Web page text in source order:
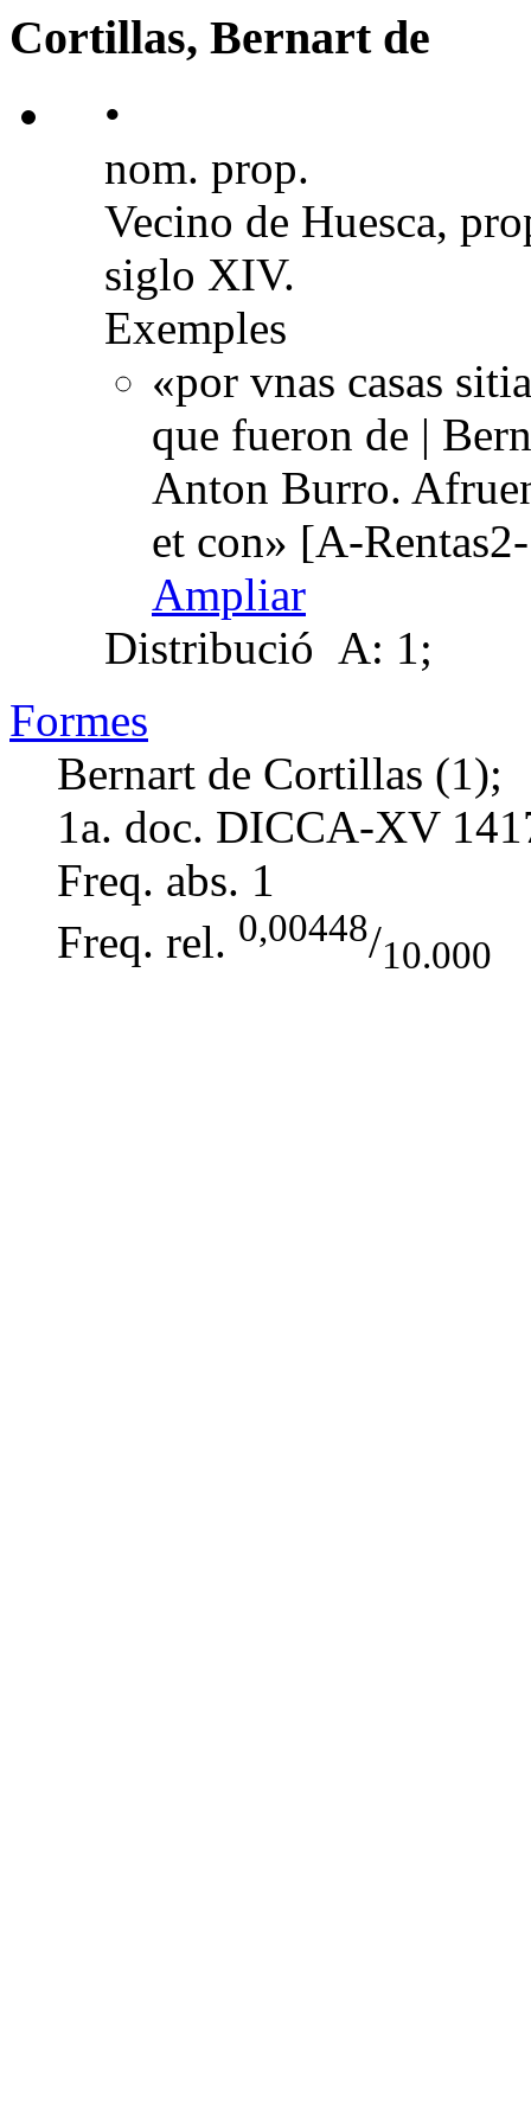
Cortillas, Bernart de
•
nom. prop.
Vecino de Huesca,
siglo XIV.
Exemples
«por vnas casas
que fueron de |
Anton Burro.
et con» [A-
Ampliar
Distribució A: 1;
Formes
Bernart de Cortillas (1);
1a. doc. DICCA-XV
Freq. abs. 1
Freq. rel. 0,00448/10.000